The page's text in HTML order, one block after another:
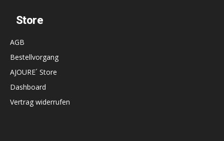
Store
AGB
Bestellvorgang
AJOURE´ Store
Dashboard
Vertrag widerrufen